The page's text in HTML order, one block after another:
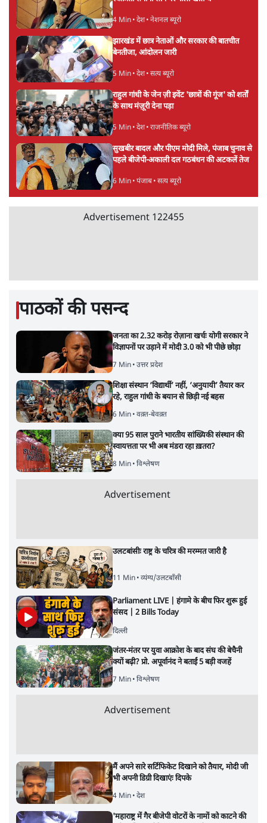
4 Min• देश• नेशनल ब्यूरो
झारखंड में छात्र नेताओं और सरकार की बातचीत
बेनतीजा, आंदोलन जारी
5 Min• देश• सत्य ब्यूरो
राहुल गांधी के जेन ज़ी इवेंट 'छात्रों की गूंज' को शर्तों
के साथ मंज़ूरी देना पड़ा
5 Min• देश• राजनीतिक ब्यूरो
सुखबीर बादल और पीएम मोदी मिले, पंजाब चुनाव से
पहले बीजेपी-अकाली दल गठबंधन की अटकलें तेज
6 Min• पंजाब• सत्य ब्यूरो
Advertisement 122455
पाठकों की पसन्द
जनता का 2.32 करोड़ रोज़ाना खर्चः योगी सरकार ने
विज्ञापनों पर उड़ाने में मोदी 3.0 को भी पीछे छोड़ा
7 Min• उत्तर प्रदेश
शिक्षा संस्थान ‘विद्यार्थी’ नहीं, ‘अनुयायी’ तैयार कर
रहे, राहुल गांधी के बयान से छिड़ी नई बहस
6 Min• वक़्त-बेवक़्त
क्या 95 साल पुराने भारतीय सांख्यिकी संस्थान की
स्वायत्तता पर भी अब मंडरा रहा ख़तरा?
8 Min• विश्लेषण
Advertisement
उलटबांसीः राष्ट्र के चरित्र की मरम्मत जारी है
11 Min• व्यंग्य/उलटबाँसी
Parliament LIVE | हंगामे के बीच फिर शुरू हुई
संसद | 2 Bills Today
दिल्ली
जंतर-मंतर पर युवा आक्रोश के बाद संघ की बेचैनी
क्यों बढ़ी? प्रो. अपूर्वानंद ने बताईं 5 बड़ी वजहें
7 Min• विश्लेषण
Advertisement
मैं अपने सारे सर्टिफिकेट दिखाने को तैयार, मोदी जी
भी अपनी डिग्री दिखाएंः दिपके
4 Min• देश
'महाराष्ट्र में गैर बीजेपी वोटरों के नामों को काटने की